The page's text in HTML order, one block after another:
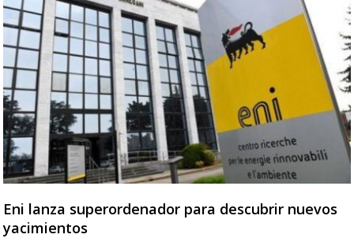
Eni lanza superordenador para descubrir nuevos
yacimientos